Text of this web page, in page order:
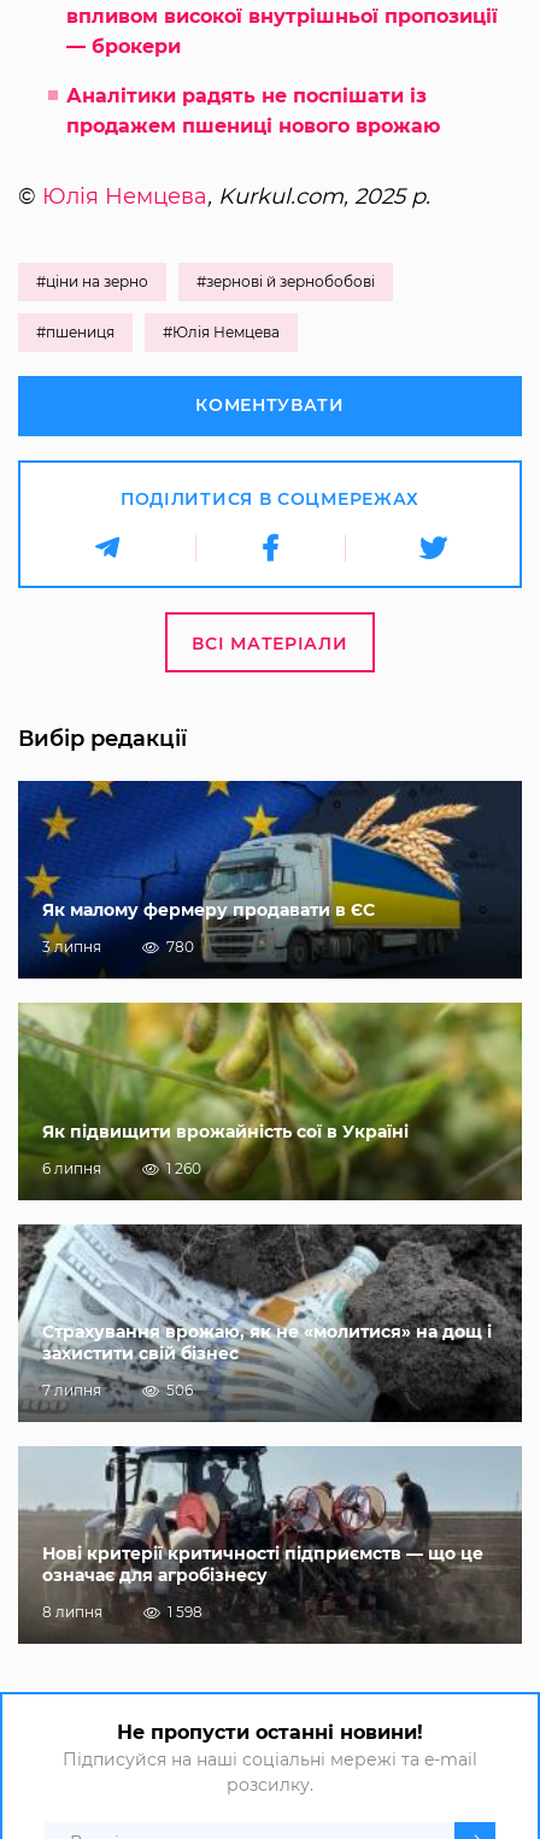
впливом високої внутрішньої пропозиції
— брокери
Аналітики радять не поспішати із
продажем пшениці нового врожаю
© Юлія Немцева, Kurkul.com, 2025 р.
#ціни на зерно #зернові й зернобобові
#пшениця #Юлія Немцева
КОМЕНТУВАТИ
ПОДІЛИТИСЯ В СОЦМЕРЕЖАХ
ВСІ МАТЕРІАЛИ
Вибір редакції
Як малому фермеру продавати в ЄС
3 липня 780
Як підвищити врожайність сої в Україні
6 липня 1 260
Страхування врожаю, як не «молитися» на дощ і
захистити свій бізнес
7 липня 506
Нові критерії критичності підприємств — що це
означає для агробізнесу
8 липня 1 598
Не пропусти останні новини!
Підписуйся на наші соціальні мережі та e-mail
розсилку.